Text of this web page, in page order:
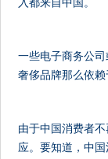
一些电子商务公
奢侈品牌那么依赖
由于中国消费者
应。要知道，中